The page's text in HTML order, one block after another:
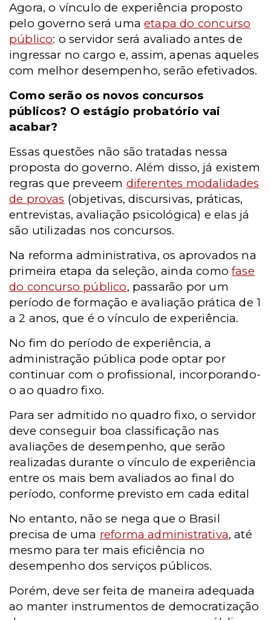
Agora, o vínculo de experiência proposto
pelo governo será umaetapa do concurso
público: o servidor será avaliado antes de
ingressar no cargo e, assim, apenas aqueles
com melhor desempenho, serão efetivados.
Como serão os novos concursos
públicos? O estágio probatório vai
acabar?
Essas questões não são tratadas nessa
proposta do governo. Além disso, já existem
regras que preveem diferentes modalidades
de provas (objetivas, discursivas, práticas,
entrevistas, avaliação psicológica) e elas já
são utilizadas nos concursos.
Na reforma administrativa, os aprovados na
primeira etapa da seleção, ainda comofase
do concurso público, passarão por um
período de formação e avaliação prática de 1
a 2 anos, que é o vínculo de experiência.
No fim do período de experiência, a
administração pública pode optar por
continuar com o profissional, incorporando-
o ao quadro fixo.
Para ser admitido no quadro fixo, o servidor
deve conseguir boa classificação nas
avaliações de desempenho, que serão
realizadas durante o vínculo de experiência
entre os mais bem avaliados ao final do
período, conforme previsto em cada edital
No entanto, não se nega que o Brasil
precisa de uma reforma administrativa, até
mesmo para ter mais eficiência no
desempenho dos serviços públicos.
Porém, deve ser feita de maneira adequada
ao manter instrumentos de democratização